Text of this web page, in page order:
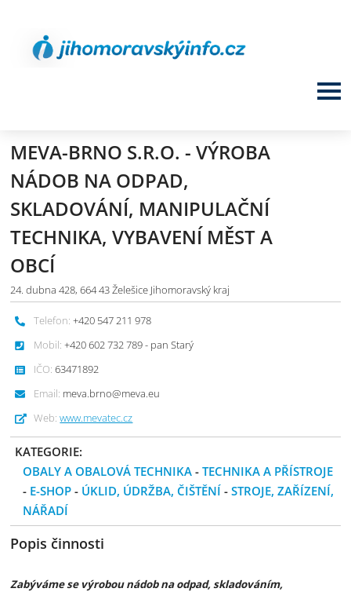
MEVA-BRNO S.R.O. - VÝROBA
NÁDOB NA ODPAD,
SKLADOVÁNÍ, MANIPULAČNÍ
TECHNIKA, VYBAVENÍ MĚST A
OBCÍ
24. dubna 428, 664 43 Želešice Jihomoravský kraj
Telefon: +420 547 211 978
Mobil: +420 602 732 789 - pan Starý
IČO: 63471892
Email: meva.brno@meva.eu
Web: www.mevatec.cz
KATEGORIE:
OBALY A OBALOVÁ TECHNIKA -TECHNIKA A PŘÍSTROJE
- E-SHOP - ÚKLID, ÚDRŽBA, ČIŠTĚNÍ -STROJE, ZAŘÍZENÍ,
NÁŘADÍ
Popis činnosti
Zabýváme se výrobou nádob na odpad, skladováním,